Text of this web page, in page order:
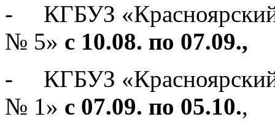
- КГБУЗ
№ 5» с 10.08. по 07.09.,
- КГБУЗ
№ 1» с 07.09. по 05.10.,